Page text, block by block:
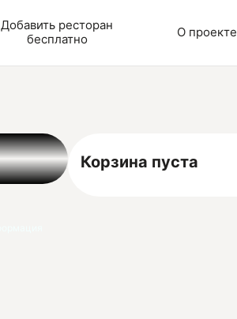
Добавить ресторан
бесплатно
О проекте
Корзина пуста